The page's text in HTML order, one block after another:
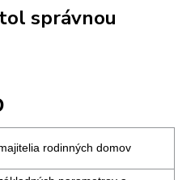
správnou
rodinných domov